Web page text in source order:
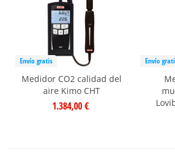
Envío gratis
Medidor CO2 calidad del
aire Kimo CHT
1.384,00 €
Envío